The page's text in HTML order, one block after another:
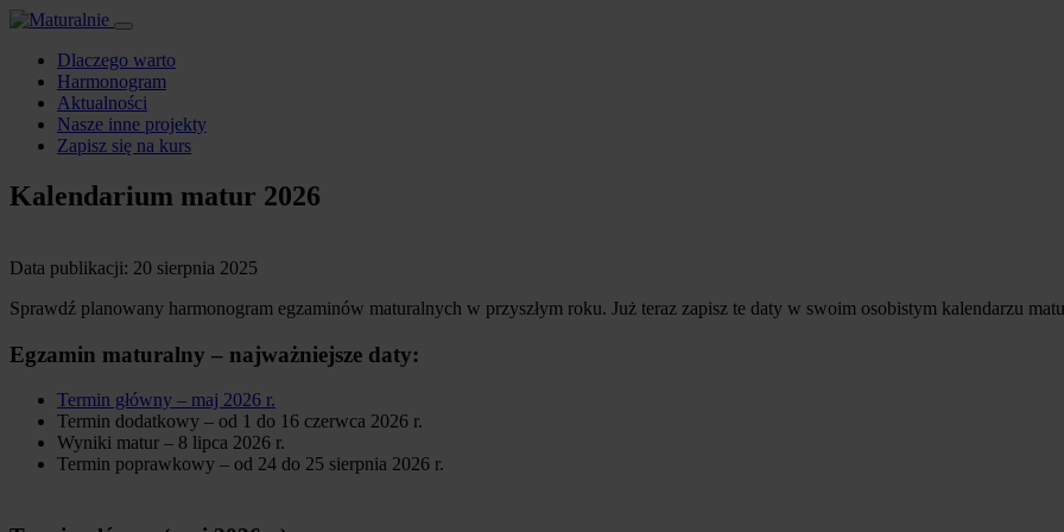
Dlaczego warto
Harmonogram
Aktualności
Nasze inne projekty
Zapisz się na kurs
Kalendarium matur 2026
Data publikacji: 20 sierpnia 2025
Sprawdź planowany harmonogram egzaminów maturalnych w przyszłym roku. Już teraz zapisz te daty w swoim osobistym kalendarzu
Egzamin maturalny – najważniejsze daty:
Termin główny – maj 2026 r.
Termin dodatkowy – od 1 do 16 czerwca 2026 r.
Wyniki matur – 8 lipca 2026 r.
Termin poprawkowy – od 24 do 25 sierpnia 2026 r.